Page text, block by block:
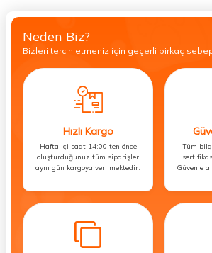
Neden Biz?
Bizleri tercih etmeniz için geçerli birkaç
Hızlı Kargo
Hafta içi saat 14:00’ten önce
oluşturduğunuz tüm siparişler
aynı gün kargoya verilmektedir.
Tüm
Güvenle